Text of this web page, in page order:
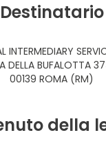
Destinatario
INTERMEDIARY
DELLA BUFALOTTA
00139 ROMA (RM)
della